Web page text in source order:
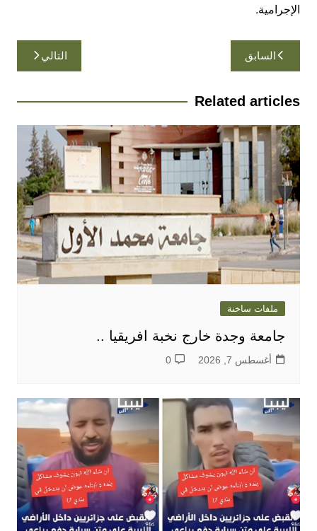
الإجرامية.
تصفّح
المقالات
السابق التالي
Related articles
ملفات ساخنة
جامعة وجدة خارج نخبة افريقيا ..
أغسطس 7, 2026 0